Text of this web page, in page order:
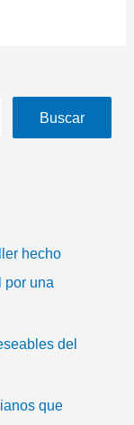
Buscar
hecho
por una
del
que